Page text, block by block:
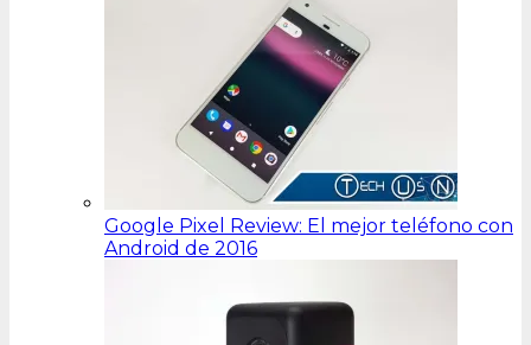
Google Pixel Review: El mejor teléfono con
Android de 2016